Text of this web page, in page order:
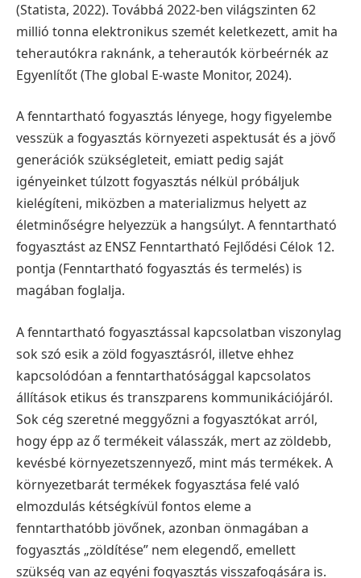
(Statista, 2022). Továbbá 2022-ben világszinten 62
millió tonna elektronikus szemét keletkezett, amit ha
teherautókra raknánk, a teherautók körbeérnék az
Egyenlítőt (The global E-waste Monitor, 2024).
A fenntartható fogyasztás lényege, hogy figyelembe
vesszük a fogyasztás környezeti aspektusát és a jövő
generációk szükségleteit, emiatt pedig saját
igényeinket túlzott fogyasztás nélkül próbáljuk
kielégíteni, miközben a materializmus helyett az
életminőségre helyezzük a hangsúlyt. A fenntartható
fogyasztást az ENSZ Fenntartható Fejlődési Célok 12.
pontja (Fenntartható fogyasztás és termelés) is
magában foglalja.
A fenntartható fogyasztással kapcsolatban viszonylag
sok szó esik a zöld fogyasztásról, illetve ehhez
kapcsolódóan a fenntarthatósággal kapcsolatos
állítások etikus és transzparens kommunikációjáról.
Sok cég szeretné meggyőzni a fogyasztókat arról,
hogy épp az ő termékeit válasszák, mert az zöldebb,
kevésbé környezetszennyező, mint más termékek. A
környezetbarát termékek fogyasztása felé való
elmozdulás kétségkívül fontos eleme a
fenntarthatóbb jövőnek, azonban önmagában a
fogyasztás „zöldítése” nem elegendő, emellett
szükség van az egyéni fogyasztás visszafogására is.